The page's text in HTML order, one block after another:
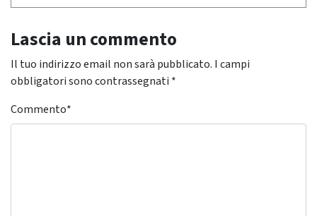
Lascia un commento
Il tuo indirizzo email non sarà pubblicato. I campi
obbligatori sono contrassegnati *
Commento*